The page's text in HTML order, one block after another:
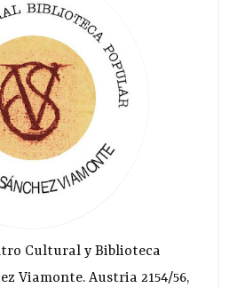
Cultural y Biblioteca
Viamonte. Austria 2154/56,